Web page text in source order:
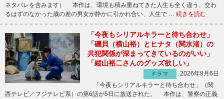
ネタバレを含みます） 本作は、環境も積み重ねてきた人生も全く違う、交わ
るはずのなかった歳の差の男女が静かに引かれ合い、人生で … 続きを読む
「今夜もシリアルキラーと待ち合わせ」
「磯貝（横山裕）とヒナタ（関水渚）の
共犯関係が深まってきているのがいい」
「縦山裕二さんのグッズ欲しい」
ドラマ
2026年8月6日
「今夜もシリアルキラーと待ち合わせ」（関
西テレビ／フジテレビ系）の第6話が5日に放送された。 本作は、警察の正義